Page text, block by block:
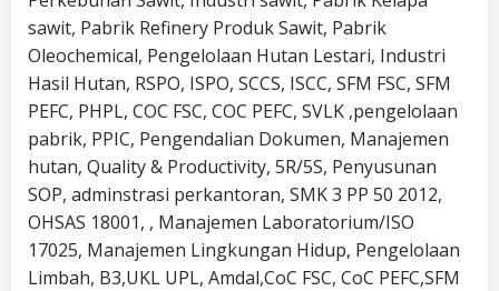
sawit, Pabrik Refinery Produk Sawit, Pabrik
Oleochemical, Pengelolaan Hutan Lestari, Industri
Hasil Hutan, RSPO, ISPO, SCCS, ISCC, SFM FSC, SFM
PEFC, PHPL, COC FSC, COC PEFC, SVLK ,pengelolaan
pabrik, PPIC, Pengendalian Dokumen, Manajemen
hutan, Quality & Productivity, 5R/5S, Penyusunan
SOP, adminstrasi perkantoran, SMK 3 PP 50 2012,
OHSAS 18001, , Manajemen Laboratorium/ISO
17025, Manajemen Lingkungan Hidup, Pengelolaan
Limbah, B3,UKL UPL, Amdal,CoC FSC, CoC PEFC,SFM